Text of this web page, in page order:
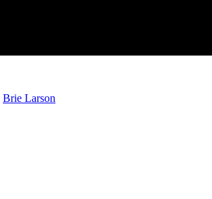
Brie Larson